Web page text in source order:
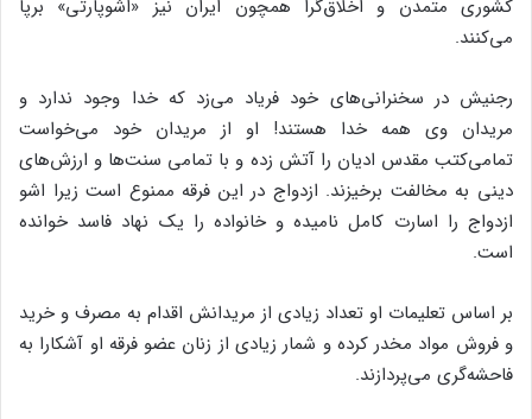
کشوری متمدن و اخلاق‌گرا همچون ایران نیز «اشوپارتی» برپا
می‌کنند.
رجنیش در سخنرانی‌های خود فریاد می‌زد که خدا وجود ندارد و
مریدان وی همه خدا هستند! او از مریدان خود می‌خواست
تمامی‌کتب مقدس ادیان را آتش زده و با تمامی سنت‌ها و ارزش‌های
دینی به مخالفت برخیزند. ‌ازدواج در این فرقه ممنوع است زیرا اشو
ازدواج را اسارت کامل نامیده و خانواده را یک نهاد فاسد خوانده
است. ‌
بر اساس تعلیمات او تعداد زیادی از مریدانش اقدام به مصرف و خرید
و فروش مواد مخدر کرده و شمار زیادی از زنان عضو فرقه او آشکارا به
فاحشه‌گری می‌پردازند.